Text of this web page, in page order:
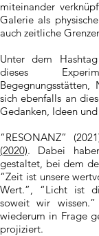
miteinander
Galerie als
auch zeitliche
Unter dem
dieses
Begegnungsstätten,
sich ebenfalls an
Gedanken, Ideen
“RESONANZ”
(2020). Dabei
gestaltet, bei dem
“Zeit ist unsere
Wert.”, “Licht ist
soweit wir
wiederum in Frage
projiziert.